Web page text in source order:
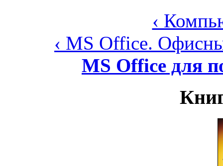
‹
‹ MS Office.
MS Office для